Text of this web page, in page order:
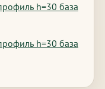
h=30 база
h=30 база